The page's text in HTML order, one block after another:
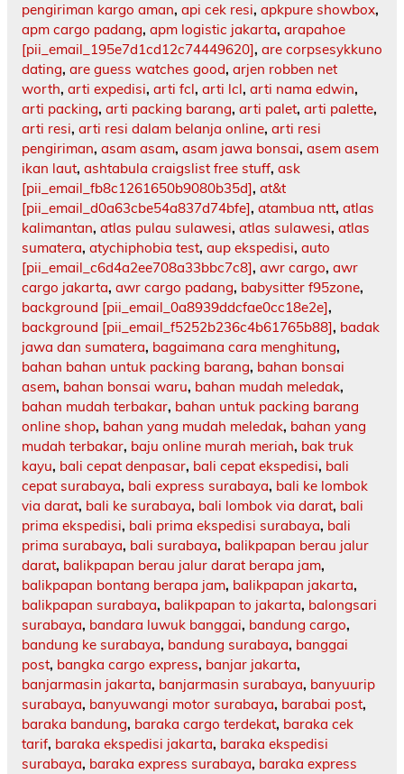
pengiriman kargo aman, api cek resi, apkpure showbox,
apm cargo padang, apm logistic jakarta, arapahoe
[pii_email_195e7d1cd12c74449620], are corpsesykkuno
dating, are guess watches good, arjen robben net
worth, arti expedisi, arti fcl, arti lcl, arti nama edwin,
arti packing, arti packing barang, arti palet, arti palette,
arti resi, arti resi dalam belanja online, arti resi
pengiriman, asam asam, asam jawa bonsai, asem asem
ikan laut, ashtabula craigslist free stuff, ask
[pii_email_fb8c1261650b9080b35d], at&t
[pii_email_d0a63cbe54a837d74bfe], atambua ntt, atlas
kalimantan, atlas pulau sulawesi, atlas sulawesi, atlas
sumatera, atychiphobia test, aup ekspedisi, auto
[pii_email_c6d4a2ee708a33bbc7c8], awr cargo, awr
cargo jakarta, awr cargo padang, babysitter f95zone,
background [pii_email_0a8939ddcfae0cc18e2e],
background [pii_email_f5252b236c4b61765b88], badak
jawa dan sumatera, bagaimana cara menghitung,
bahan bahan untuk packing barang, bahan bonsai
asem, bahan bonsai waru, bahan mudah meledak,
bahan mudah terbakar, bahan untuk packing barang
online shop, bahan yang mudah meledak, bahan yang
mudah terbakar, baju online murah meriah, bak truk
kayu, bali cepat denpasar, bali cepat ekspedisi, bali
cepat surabaya, bali express surabaya, bali ke lombok
via darat, bali ke surabaya, bali lombok via darat, bali
prima ekspedisi, bali prima ekspedisi surabaya, bali
prima surabaya, bali surabaya, balikpapan berau jalur
darat, balikpapan berau jalur darat berapa jam,
balikpapan bontang berapa jam, balikpapan jakarta,
balikpapan surabaya, balikpapan to jakarta, balongsari
surabaya, bandara luwuk banggai, bandung cargo,
bandung ke surabaya, bandung surabaya, banggai
post, bangka cargo express, banjar jakarta,
banjarmasin jakarta, banjarmasin surabaya, banyuurip
surabaya, banyuwangi motor surabaya, barabai post,
baraka bandung, baraka cargo terdekat, baraka cek
tarif, baraka ekspedisi jakarta, baraka ekspedisi
surabaya, baraka express surabaya, baraka express